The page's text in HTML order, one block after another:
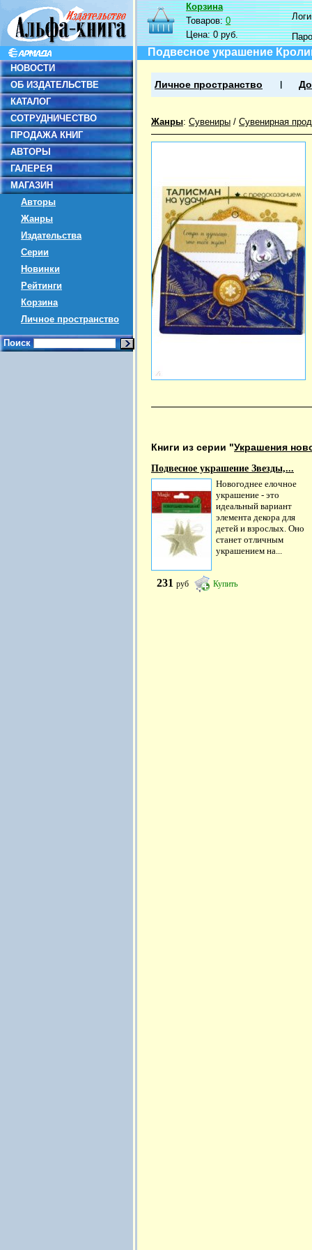
НОВОСТИ
ОБ ИЗДАТЕЛЬСТВЕ
КАТАЛОГ
СОТРУДНИЧЕСТВО
ПРОДАЖА КНИГ
АВТОРЫ
ГАЛЕРЕЯ
МАГАЗИН
Авторы
Жанры
Издательства
Серии
Новинки
Рейтинги
Корзина
Личное пространство
Поиск
Корзина
Товаров:0
Цена:0 руб.
Подвесное украшение
Личное пространство
Жанры: Сувениры / Сувенирная
Книги из серии "Украшения
Подвесное украшение Звезды,...
Новогоднее елочное
украшение - это
идеальный вариант
элемента декора для
детей и взрослых. Оно
станет отличным
украшением на...
231 руб Купить